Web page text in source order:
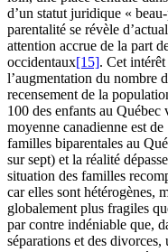
d’un statut juridique «
parentalité se révèle
attention accrue de la part
occidentaux[15]. Cet
l’augmentation du nombre
recensement de la
100 des enfants au
moyenne canadienne est
familles biparentales au
sur sept) et la réalité
situation des familles
car elles sont hétérogènes,
globalement plus fragiles
par contre indéniable que,
séparations et des